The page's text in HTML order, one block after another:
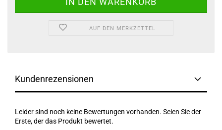
AUF DEN MERKZETTEL
Kundenrezensionen
Leider sind noch keine Bewertungen vorhanden. Seien Sie der
Erste, der das Produkt bewertet.